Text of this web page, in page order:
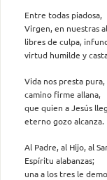
Entre todas piadosa,
Virgen, en nuestras
libres de culpa,
virtud humilde y
Vida nos presta pura,
camino firme allana,
que quien a Jesús
eterno gozo alcanza.
Al Padre, al Hijo, al
Espíritu alabanzas;
una a los tres le